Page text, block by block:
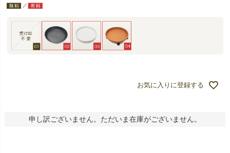
お気に入りに登録する
申し訳ございません。ただいま在庫がございません。